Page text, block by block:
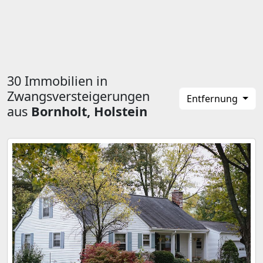
30 Immobilien in
Zwangsversteigerungen
aus Bornholt, Holstein
Entfernung